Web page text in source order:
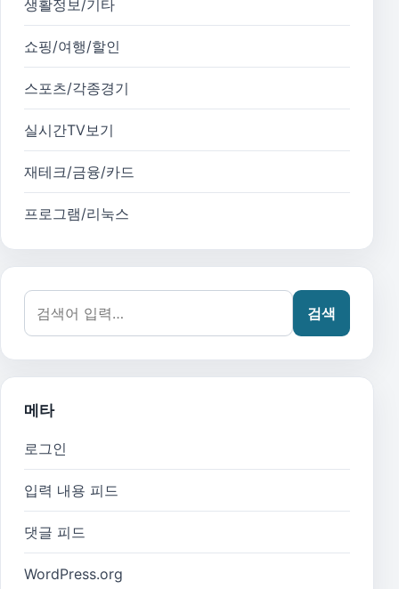
생활정보/기타
쇼핑/여행/할인
스포츠/각종경기
실시간TV보기
재테크/금융/카드
프로그램/리눅스
검색어:
검색
메타
로그인
입력 내용 피드
댓글 피드
WordPress.org